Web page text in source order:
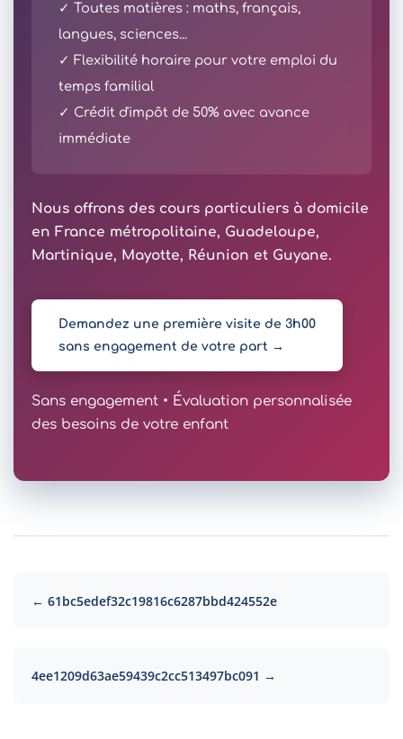
✓ Toutes matières : maths, français,
langues, sciences...
✓ Flexibilité horaire pour votre emploi du
temps familial
✓ Crédit d'impôt de 50% avec avance
immédiate
Nous offrons des cours particuliers à domicile
en France métropolitaine, Guadeloupe,
Martinique, Mayotte, Réunion et Guyane.
Demandez une première visite de 3h00
sans engagement de votre part →
Sans engagement • Évaluation personnalisée
des besoins de votre enfant
← 61bc5edef32c19816c6287bbd424552e
4ee1209d63ae59439c2cc513497bc091 →